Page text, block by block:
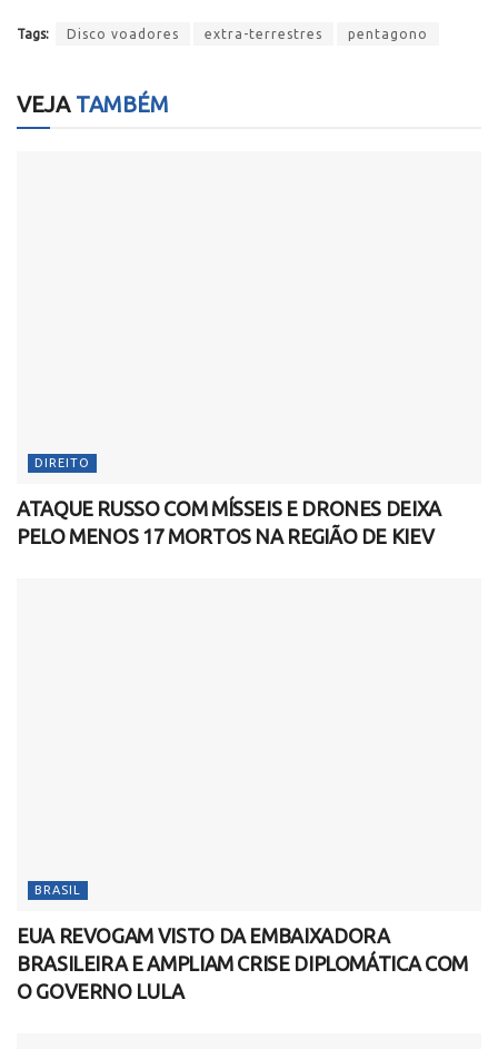
Tags: Disco voadores extra-terrestres pentagono
VEJATAMBÉM
DIREITO
ATAQUE RUSSO COM MÍSSEIS E DRONES DEIXA
PELO MENOS 17 MORTOS NA REGIÃO DE KIEV
BRASIL
EUA REVOGAM VISTO DA EMBAIXADORA
BRASILEIRA E AMPLIAM CRISE DIPLOMÁTICA COM
O GOVERNO LULA